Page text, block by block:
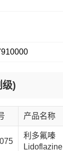
级)
产品名称
利多氟嗪
Lidoflazine